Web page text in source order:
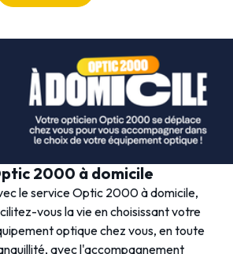
2000 à domicile
le service Optic 2000 à domicile,
vous la vie en choisissant votre
optique chez vous, en toute
avec l'accompagnement